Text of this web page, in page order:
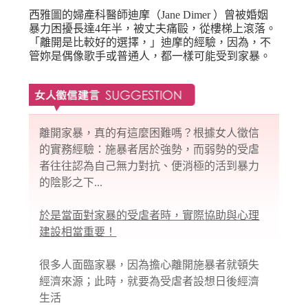
西雅圖的婦產科醫師迪摩（Jane Dimer ）曾被婚姻
暴力困擾長達4年半，被丈夫痛毆，從樓梯上滾落。
「離開是比較好的選擇，」迪摩的經驗，因為，不
管妳是偶像歌手或普通人，都一樣可能受到家暴。
離開家暴，真的有這麼困難嗎？根據女人徵信
的實務經驗：施暴者居於強勢，而弱勢的受虐
者往往認為自己無力對抗、便消極的活到暴力
的陰影之下...
於是當面對家暴的受虐者時，實際協助與心理
建設相當重要！
很多人面臨家暴，因為擔心離開施暴者就頓失
經濟來源；此時，就要為受虐者設想日後經濟
生活